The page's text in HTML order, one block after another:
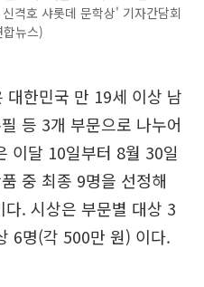
격호 샤롯데 문학상' 기자간담회
뉴스)
대한민국 만 19세 이상 남
등 3개 부문으로 나누어
이달 10일부터 8월 30일
중 최종 9명을 선정해
. 시상은 부문별 대상 3
6명(각 500만 원) 이다.